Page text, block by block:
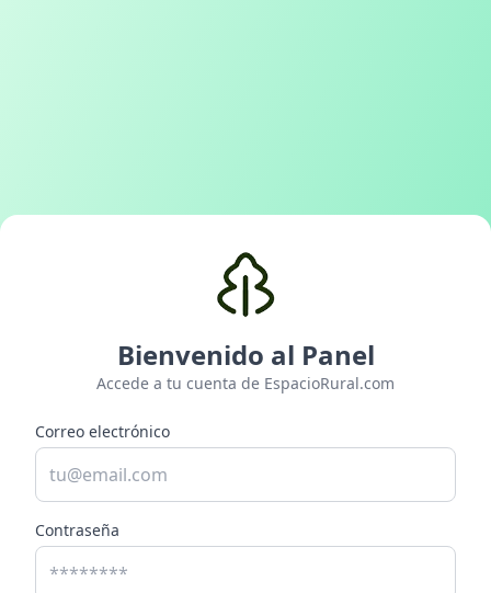
Bienvenido al Panel
Accede a tu cuenta de EspacioRural.com
Correo electrónico
Contraseña